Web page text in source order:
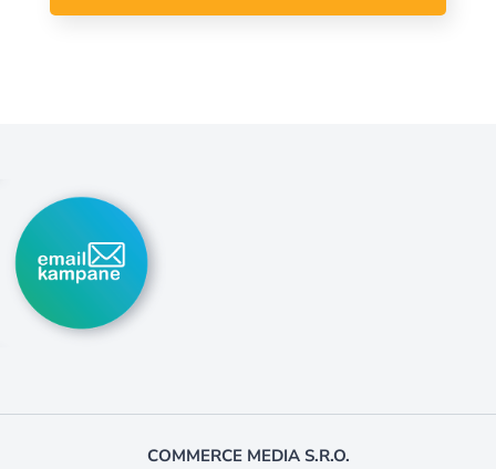
COMMERCE MEDIA S.R.O.